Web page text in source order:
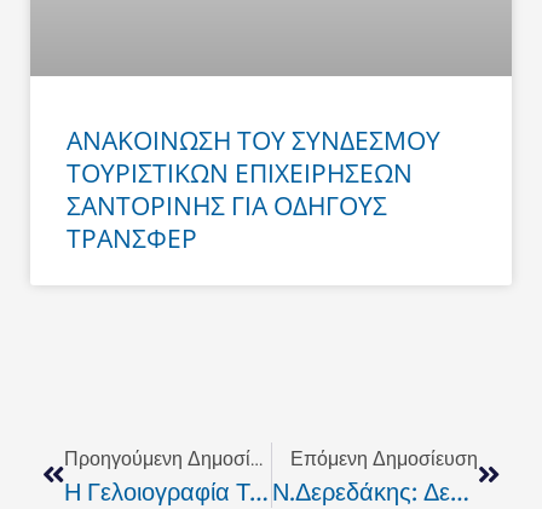
ΑΝΑΚΟΙΝΩΣΗ ΤΟΥ ΣΥΝΔΕΣΜΟΥ
ΤΟΥΡΙΣΤΙΚΩΝ ΕΠΙΧΕΙΡΗΣΕΩΝ
ΣΑΝΤΟΡΙΝΗΣ ΓΙΑ ΟΔΗΓΟΥΣ
ΤΡΑΝΣΦΕΡ
Προηγούμενη Δημοσίευση
Η Γελοιογραφία Της Ημέρας
Επόμενη Δημοσίευση
Ν.Δερεδάκης: Δεν Θα Είμαι Υποψήφιος Στις Επόμενες Εκλογές